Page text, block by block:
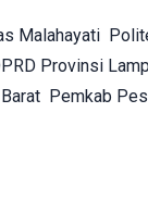
Malahayati
Provinsi
Pemkab